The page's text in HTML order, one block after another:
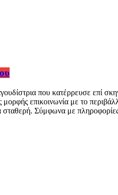
που κατέρρευσε επί
επικοινωνία με το
σταθερή. Σύμφωνα με